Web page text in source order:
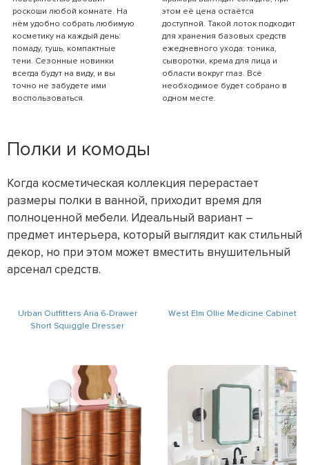
роскоши любой комнате. На
нём удобно собрать любимую
косметику на каждый день:
помаду, тушь, компактные
тени. Сезонные новинки
всегда будут на виду, и вы
точно не забудете ими
воспользоваться.
этом её цена остаётся
доступной. Такой лоток подходит
для хранения базовых средств
ежедневного ухода: тоника,
сыворотки, крема для лица и
области вокруг глаз. Всё
необходимое будет собрано в
одном месте.
Полки и комоды
Когда косметическая коллекция перерастает
размеры полки в ванной, приходит время для
полноценной мебели. Идеальный вариант –
предмет интерьера, который выглядит как стильный
декор, но при этом может вместить внушительный
арсенал средств.
Urban Outfitters Aria 6-Drawer
Short Squiggle Dresser
West Elm Ollie Medicine Cabinet